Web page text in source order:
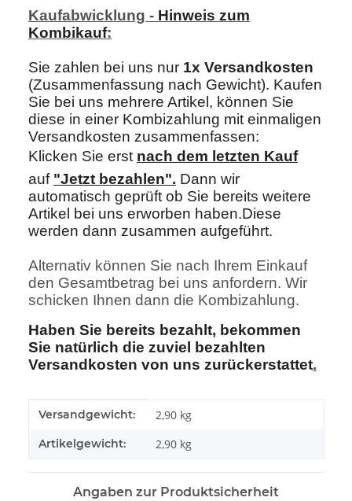
Kaufabwicklung - Hinweis zum
Kombikauf:
Sie zahlen bei uns nur 1x Versandkosten
(Zusammenfassung nach Gewicht). Kaufen
Sie bei uns mehrere Artikel, können Sie
diese in einer Kombizahlung mit einmaligen
Versandkosten zusammenfassen:
Klicken Sie erst nach dem letzten Kauf
auf "Jetzt bezahlen". Dann wir
automatisch geprüft ob Sie bereits weitere
Artikel bei uns erworben haben.Diese
werden dann zusammen aufgeführt.
Alternativ können Sie nach Ihrem Einkauf
den Gesamtbetrag bei uns anfordern. Wir
schicken Ihnen dann die Kombizahlung.
Haben Sie bereits bezahlt, bekommen
Sie natürlich die zuviel bezahlten
Versandkosten von uns zurückerstattet.
Produkteigenschaft
Wert
Versandgewicht: 2,90 kg
Artikelgewicht: 2,90 kg
Angaben zur Produktsicherheit